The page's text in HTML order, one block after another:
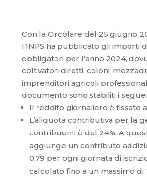
Con la Circolare del 25 giugno
l’INPS ha pubblicato gli importi
obbligatori per l’anno 2024,
coltivatori diretti, coloni,
imprenditori agricoli
documento sono stabiliti i
Il reddito giornaliero è fissato
L’aliquota contributiva per la
contribuenti è del 24%. A
aggiunge un contributo
0,79 per ogni giornata di
calcolato fino a un massimo di